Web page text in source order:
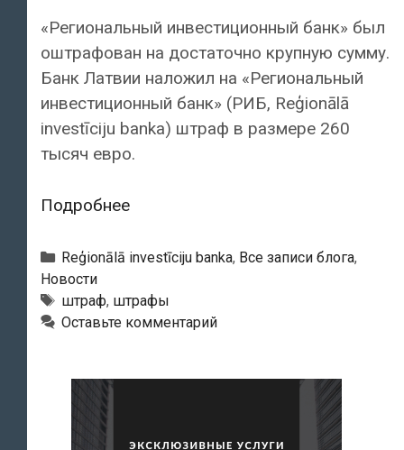
«Региональный инвестиционный банк» был
оштрафован на достаточно крупную сумму.
Банк Латвии наложил на «Региональный
инвестиционный банк» (РИБ, Reģionālā
investīciju banka) штраф в размере 260
тысяч евро.
Подробнее«Региональный
банк»
почти
на
тысяч
Рубрики
Reģionālā investīciju banka, Все записи блога,
Новости
Тэги
штраф, штрафы
Оставьте комментарий